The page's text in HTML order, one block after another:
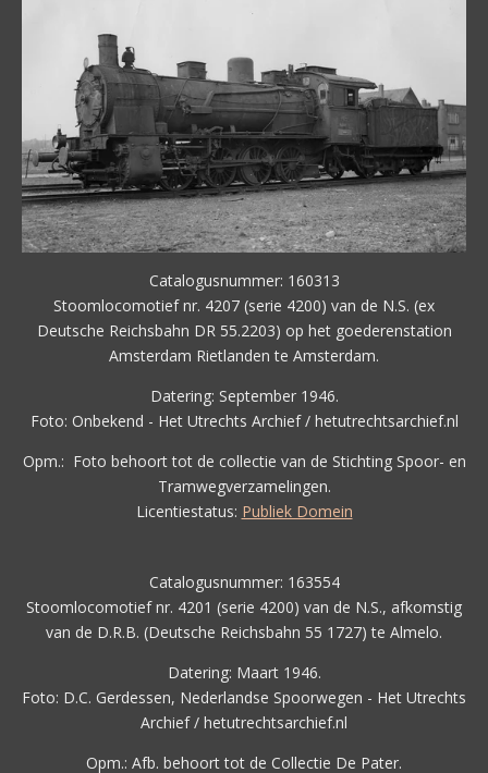
Catalogusnummer: 160313
Stoomlocomotief nr. 4207 (serie 4200) van de N.S. (ex
Deutsche Reichsbahn DR 55.2203) op het goederenstation
Amsterdam Rietlanden te Amsterdam.
Datering: September 1946.
Foto: Onbekend - Het Utrechts Archief / hetutrechtsarchief.nl
Opm.: Foto behoort tot de collectie van de Stichting Spoor- en
Tramwegverzamelingen.
Licentiestatus: Publiek Domein
Catalogusnummer: 163554
Stoomlocomotief nr. 4201 (serie 4200) van de N.S., afkomstig
van de D.R.B. (Deutsche Reichsbahn 55 1727) te Almelo.
Datering: Maart 1946.
Foto: D.C. Gerdessen, Nederlandse Spoorwegen - Het Utrechts
Archief / hetutrechtsarchief.nl
Opm.: Afb. behoort tot de Collectie De Pater.